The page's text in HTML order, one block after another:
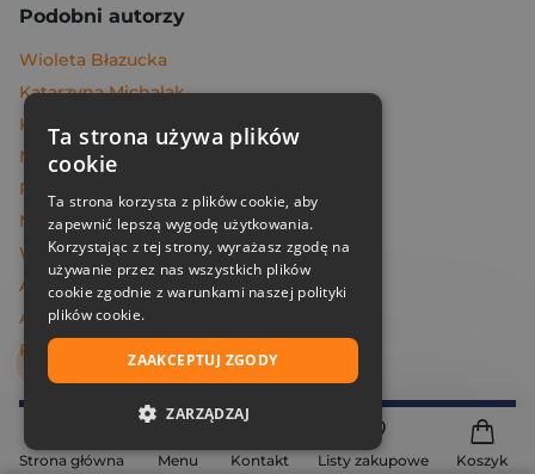
Strona główna Menu Kontakt Listy zakupowe Koszyk
Podobni autorzy
Wioleta Błazucka
Katarzyna Michalak
Katie Kirby
Marek Maruszczak
Praca zbiorowa
Melissa Da Costa
Węcowski Marek
Andrzej Maleszka
Andrzej Dragan
Piotr Oczko
Dołącz doZnak
Ta strona używa plików
cookie
Ta strona korzysta z plików cookie, aby
zapewnić lepszą wygodę użytkowania.
Korzystając z tej strony, wyrażasz zgodę na
używanie przez nas wszystkich plików
cookie zgodnie z warunkami naszej polityki
plików cookie.
ZAAKCEPTUJ ZGODY
ZARZĄDZAJ
NIEZBĘDNE